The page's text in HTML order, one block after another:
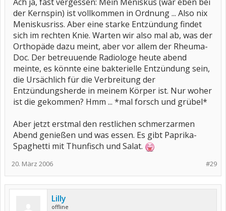
der Kernspin) ist vollkommen in Ordnung ... Also nix
Meniskusriss. Aber eine starke Entzündung findet
sich im rechten Knie. Warten wir also mal ab, was der
Orthopäde dazu meint, aber vor allem der Rheuma-
Doc. Der betreuuende Radiologe heute abend
meinte, es könnte eine bakterielle Entzündung sein,
die Ursächlich für die Verbreitung der
Entzündungsherde in meinem Körper ist. Nur woher
ist die gekommen? Hmm ... *mal forsch und grübel*
Aber jetzt erstmal den restlichen schmerzarmen
Abend genießen und was essen. Es gibt Paprika-
Spaghetti mit Thunfisch und Salat.
#29
20. März 2006
Lilly
offline